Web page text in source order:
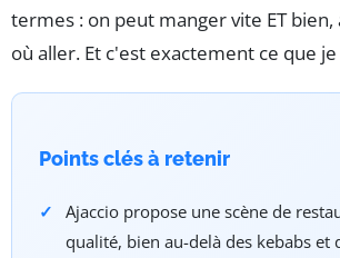
termes : on peut manger vite ET
où aller. Et c'est exactement ce que
Points clés à retenir
Ajaccio propose une scène de
qualité, bien au-delà des kebabs et